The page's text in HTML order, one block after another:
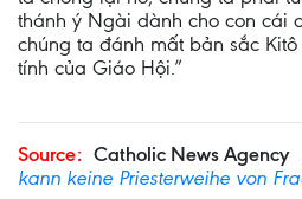
thánh ý Ngài dành cho con cái
chúng ta đánh mất bản sắc
tính của Giáo Hội.”
Source: Catholic News Agency
kann keine Priesterweihe von